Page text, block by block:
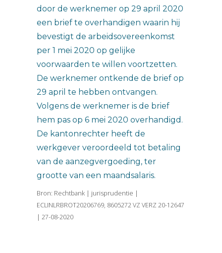
door de werknemer op 29 april 2020
een brief te overhandigen waarin hij
bevestigt de arbeidsovereenkomst
per 1 mei 2020 op gelijke
voorwaarden te willen voortzetten.
De werknemer ontkende de brief op
29 april te hebben ontvangen.
Volgens de werknemer is de brief
hem pas op 6 mei 2020 overhandigd.
De kantonrechter heeft de
werkgever veroordeeld tot betaling
van de aanzegvergoeding, ter
grootte van een maandsalaris.
Bron: Rechtbank | jurisprudentie |
ECLINLRBROT20206769, 8605272 VZ VERZ 20-12647
| 27-08-2020